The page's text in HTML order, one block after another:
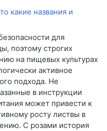
для
поэтому строгих
на пищевых культурах
активное
подхода. Не
в инструкции
может привести к
росту листвы в
С розами история